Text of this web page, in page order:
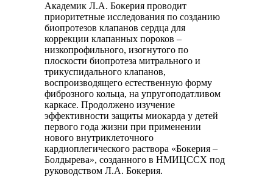
Академик Л.А. Бокерия проводит
приоритетные исследования по созданию
биопротезов клапанов сердца для
коррекции клапанных пороков –
низкопрофильного, изогнутого по
плоскости биопротеза митрального и
трикуспидального клапанов,
воспроизводящего естественную форму
фиброзного кольца, на упругоподатливом
каркасе. Продолжено изучение
эффективности защиты миокарда у детей
первого года жизни при применении
нового внутриклеточного
кардиоплегического раствора «Бокерия –
Болдырева», созданного в НМИЦССХ под
руководством Л.А. Бокерия.